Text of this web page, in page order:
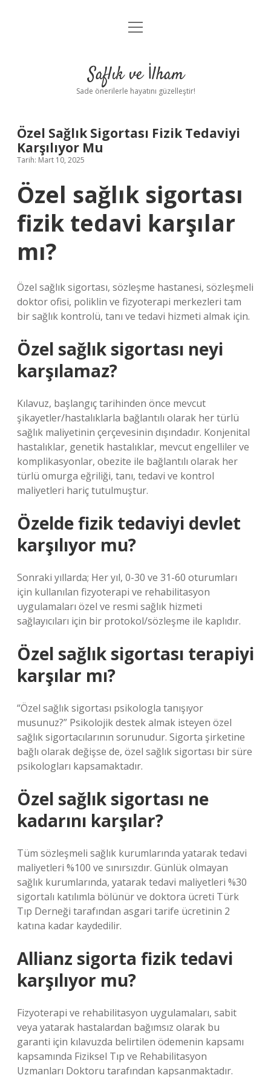
Anasayfa
Yasal Uyarı
menüyü
Saflık ve İlham
Sade önerilerle hayatını güzelleştir!
Özel Sağlık Sigortası Fizik Tedaviyi
Karşılıyor Mu
Tarih: Mart 10, 2025
Özel sağlık sigortası
fizik tedavi karşılar
mı?
Özel sağlık sigortası, sözleşme hastanesi, sözleşmeli
doktor ofisi, poliklin ve fizyoterapi merkezleri tam
bir sağlık kontrolü, tanı ve tedavi hizmeti almak için.
Özel sağlık sigortası neyi
karşılamaz?
Kılavuz, başlangıç ​​tarihinden önce mevcut
şikayetler/hastalıklarla bağlantılı olarak her türlü
sağlık maliyetinin çerçevesinin dışındadır. Konjenital
hastalıklar, genetik hastalıklar, mevcut engelliler ve
komplikasyonlar, obezite ile bağlantılı olarak her
türlü omurga eğriliği, tanı, tedavi ve kontrol
maliyetleri hariç tutulmuştur.
Özelde fizik tedaviyi devlet
karşılıyor mu?
Sonraki yıllarda; Her yıl, 0-30 ve 31-60 oturumları
için kullanılan fizyoterapi ve rehabilitasyon
uygulamaları özel ve resmi sağlık hizmeti
sağlayıcıları için bir protokol/sözleşme ile kaplıdır.
Özel sağlık sigortası terapiyi
karşılar mı?
“Özel sağlık sigortası psikologla tanışıyor
musunuz?” Psikolojik destek almak isteyen özel
sağlık sigortacılarının sorunudur. Sigorta şirketine
bağlı olarak değişse de, özel sağlık sigortası bir süre
psikologları kapsamaktadır.
Özel sağlık sigortası ne
kadarını karşılar?
Tüm sözleşmeli sağlık kurumlarında yatarak tedavi
maliyetleri %100 ve sınırsızdır. Günlük olmayan
sağlık kurumlarında, yatarak tedavi maliyetleri %30
sigortalı katılımla bölünür ve doktora ücreti Türk
Tıp Derneği tarafından asgari tarife ücretinin 2
katına kadar kaydedilir.
Allianz sigorta fizik tedavi
karşılıyor mu?
Fizyoterapi ve rehabilitasyon uygulamaları, sabit
veya yatarak hastalardan bağımsız olarak bu
garanti için kılavuzda belirtilen ödemenin kapsamı
kapsamında Fiziksel Tıp ve Rehabilitasyon
Uzmanları Doktoru tarafından kapsanmaktadır.